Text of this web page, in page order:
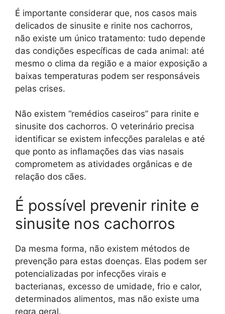
É importante considerar que, nos casos mais
delicados de sinusite e rinite nos cachorros,
não existe um único tratamento: tudo depende
das condições específicas de cada animal: até
mesmo o clima da região e a maior exposição a
baixas temperaturas podem ser responsáveis
pelas crises.
Não existem “remédios caseiros” para rinite e
sinusite dos cachorros. O veterinário precisa
identificar se existem infecções paralelas e até
que ponto as inflamações das vias nasais
comprometem as atividades orgânicas e de
relação dos cães.
É possível prevenir rinite e
sinusite nos cachorros
Da mesma forma, não existem métodos de
prevenção para estas doenças. Elas podem ser
potencializadas por infecções virais e
bacterianas, excesso de umidade, frio e calor,
determinados alimentos, mas não existe uma
regra geral.